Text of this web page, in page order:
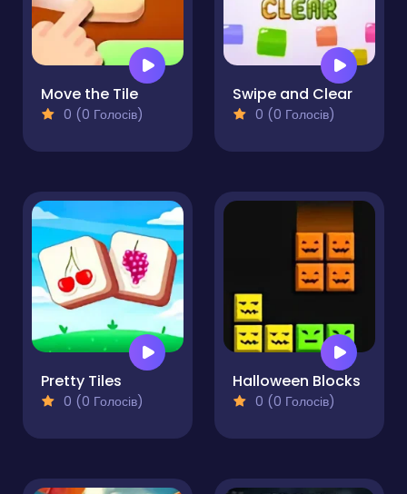
Move the Tile
0 (0 Голосів)
Swipe and Clear
0 (0 Голосів)
Pretty Tiles
0 (0 Голосів)
Halloween Blocks
0 (0 Голосів)